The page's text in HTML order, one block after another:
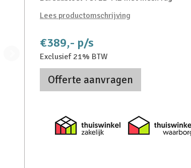
Lees productomschrijving
€389,- p/s
Exclusief 21% BTW
Offerte aanvragen
Thuiswinkel zakelijk